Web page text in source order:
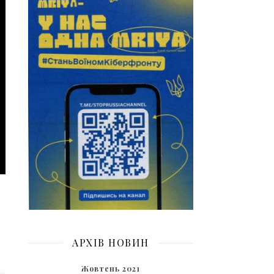
АРХІВ НОВИН
Жовтень 2021